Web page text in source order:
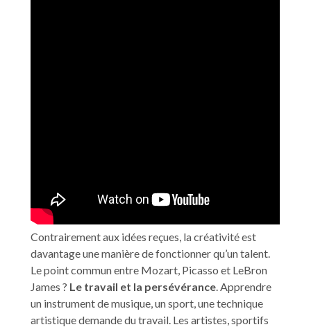
Contrairement aux idées reçues, la créativité est
davantage une manière de fonctionner qu’un talent.
Le point commun entre Mozart, Picasso et LeBron
James ? Le travail et la persévérance . Apprendre
un instrument de musique, un sport, une technique
artistique demande du travail. Les artistes, sportifs